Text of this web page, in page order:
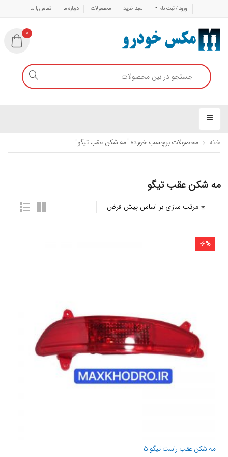
ورود / ثبت نام سبد خرید محصولات درباره ما تماس با ما
0
خانه محصولات برچسب خورده “مه شکن عقب تیگو”
مه شکن عقب تیگو
-6%
مه شکن عقب راست تیگو ۵